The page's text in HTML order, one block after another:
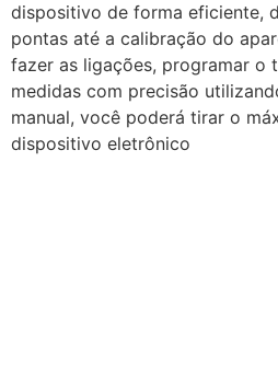
dispositivo de forma eficiente,
pontas até a calibração do
fazer as ligações, programar o
medidas com precisão
manual, você poderá tirar o
dispositivo eletrônico